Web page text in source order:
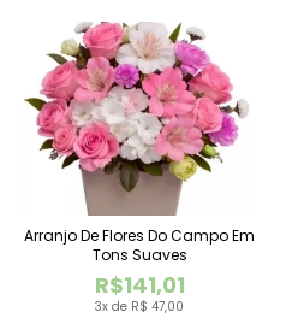
3x de R$ 47,00
R$141,01
Arranjo De Flores Do Campo Em
Tons Suaves